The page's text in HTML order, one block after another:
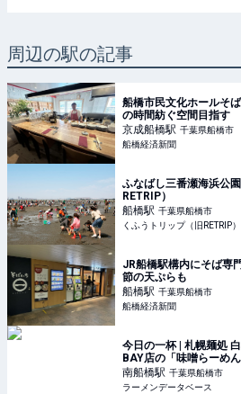
周辺の駅の記事
船橋市民文化ホールそ
の時間紡ぐ空間目指す
京成船橋駅 千葉県船橋市
船橋経済新聞
ふなばし三番瀬海浜公
RETRIP）
船橋駅 千葉県船橋市
くふうトリップ（旧RETRIP
JR船橋駅構内にそば
節の天ぷらも
船橋駅 千葉県船橋市
船橋経済新聞
今日の一杯 | 札幌麺処
BAY店の「味噌らーめ
タベース
南船橋駅 千葉県船橋市
ラーメンデータベース